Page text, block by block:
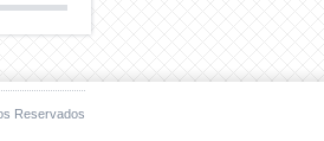
Reservados